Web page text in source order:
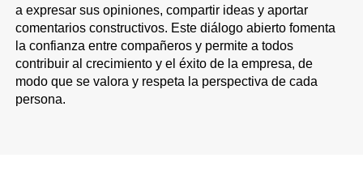
a expresar sus opiniones, compartir ideas y aportar
comentarios constructivos. Este diálogo abierto fomenta
la confianza entre compañeros y permite a todos
contribuir al crecimiento y el éxito de la empresa, de
modo que se valora y respeta la perspectiva de cada
persona.